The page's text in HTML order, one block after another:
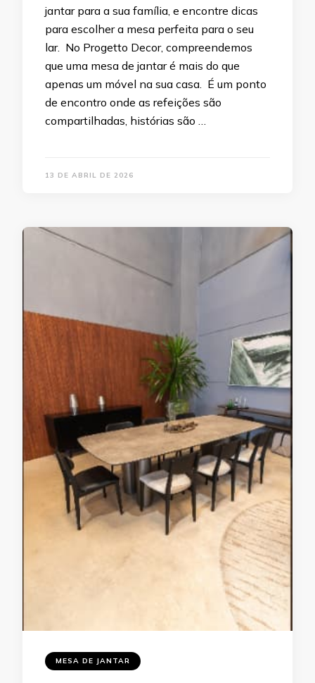
jantar para a sua família, e encontre dicas
para escolher a mesa perfeita para o seu
lar. No Progetto Decor, compreendemos
que uma mesa de jantar é mais do que
apenas um móvel na sua casa. É um ponto
de encontro onde as refeições são
compartilhadas, histórias são …
13 DE ABRIL DE 2026
MESA DE JANTAR